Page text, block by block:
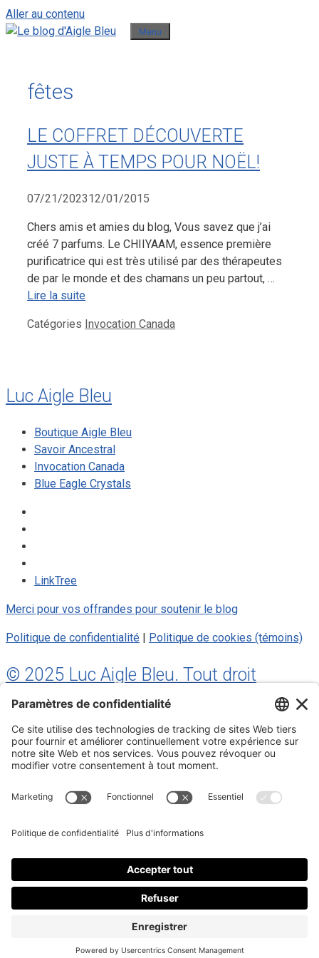
Aller au contenu
Menu
fêtes
LE COFFRET DÉCOUVERTE
JUSTE À TEMPS POUR NOËL!
07/21/202312/01/2015
Chers amis et amies du blog, Vous savez que j’ai
créé 7 parfums. Le CHIIYAAM, essence première
purificatrice qui est très utilisé par des thérapeutes
de par le monde et des chamans un peu partout, …
Lire la suite
Catégories Invocation Canada
Luc Aigle Bleu
Boutique Aigle Bleu
Savoir Ancestral
Invocation Canada
Blue Eagle Crystals
LinkTree
Merci pour vos offrandes pour soutenir le blog
Politique de confidentialité | Politique de cookies (témoins)
© 2025 Luc Aigle Bleu. Tout droit
réservé.
S'inscrire à mon Infolettre
En m’inscrivant à l’infolettre, j’acceptela politique de
confidentialité